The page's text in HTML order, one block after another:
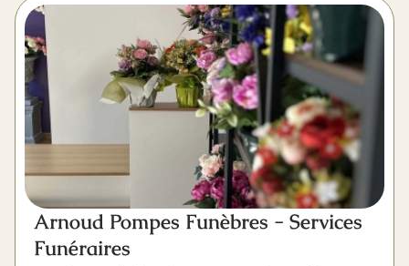
Arnoud Pompes Funèbres - Services
Funéraires